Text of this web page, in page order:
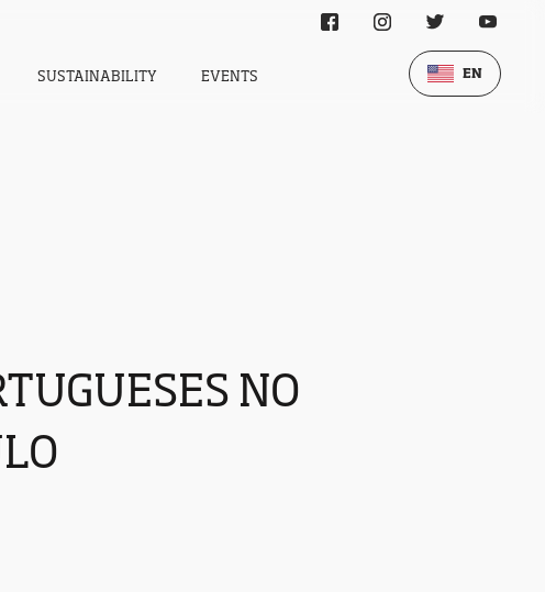
NO
SUSTAINABILITY EVENTS EN